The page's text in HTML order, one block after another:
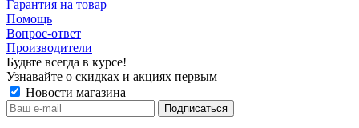
Гарантия на товар
Помощь
Вопрос-ответ
Производители
Будьте всегда в курсе!
Узнавайте о скидках и акциях первым
Новости магазина